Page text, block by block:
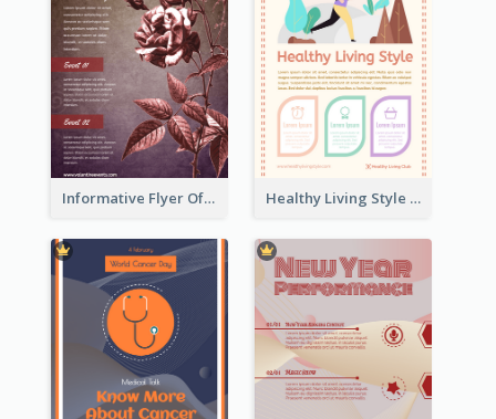
Informative Flyer Of Valentine Activities In Dark Colour Tone Healthy Living Style Flyer In Warm Colour Tone